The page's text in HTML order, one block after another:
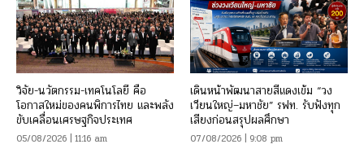
วิจัย-นวัตกรรม-เทคโนโลยี คือ
โอกาสใหม่ของคนพิการไทย และพลัง
ขับเคลื่อนเศรษฐกิจประเทศ
05/08/2026 | 11:16 am
เดินหน้าพัฒนาสายสีแดงเข้ม “วง
เวียนใหญ่–มหาชัย” รฟท. รับฟังทุก
เสียงก่อนสรุปผลศึกษา
07/08/2026 | 9:08 pm